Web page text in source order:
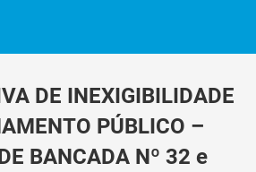
DE INEXIGIBILIDADE
PÚBLICO –
BANCADA Nº 32 e